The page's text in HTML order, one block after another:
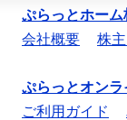
ぷらっとホーム
会社概要
株
ぷらっとオンラ
ご利用ガイド